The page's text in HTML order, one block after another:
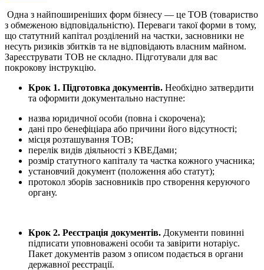
Одна з найпоширеніших форм бізнесу ― це ТОВ (товариство
з обмеженою відповідальністю). Переваги такої форми в тому,
що статутний капітал розділений на частки, засновники не
несуть ризиків збитків та не відповідають власним майном.
Зареєструвати ТОВ не складно. Підготували для вас
покрокову інструкцію.
Крок 1. Підготовка документів. Необхідно затвердити
та оформити документально наступне:
назва юридичної особи (повна і скорочена);
дані про бенефіціара або причини його відсутності;
місця розташування ТОВ;
перелік видів діяльності з КВЕДами;
розмір статутного капіталу та частка кожного учасника;
установчий документ (положення або статут);
протокол зборів засновників про створення керуючого
органу.
Крок 2. Реєстрація документів. Документи повинні
підписати уповноважені особи та завірити нотаріус.
Пакет документів разом з описом подається в органи
державної реєстрації.